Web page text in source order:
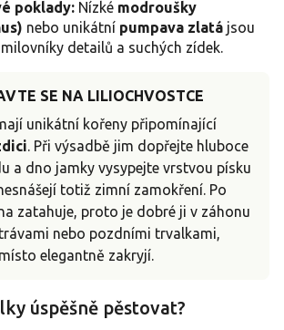
poklady: Nízké modroušky
nebo unikátní pumpava zlatá jsou
detailů a suchých zídek.
SE NA LILIOCHVOSTCE
unikátní kořeny připomínající
. Při výsadbě jim dopřejte hluboce
a dno jamky vysypejte vrstvou písku
totiž zimní zamokření. Po
zatahuje, proto je dobré ji v záhonu
nebo pozdními trvalkami,
elegantně zakryjí.
úspěšně pěstovat?